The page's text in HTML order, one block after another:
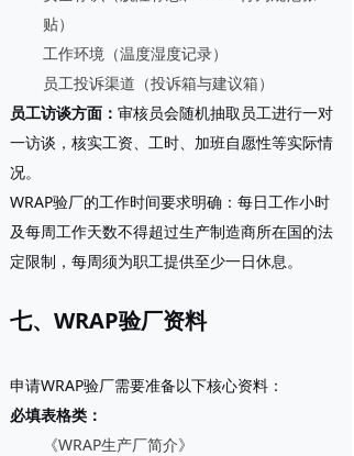
贴）
工作环境（温度湿度记录）
员工投诉渠道（投诉箱与建议箱）
员工访谈方面 ： 审核员会随机抽取员工进行一对
一访谈，核实工资、工时、加班自愿性等实际情
况。
WRAP验厂的工作时间要求明确：每日工作小时
及每周工作天数不得超过生产制造商所在国的法
定限制，每周须为职工提供至少一日休息。
七、WRAP验厂资料
申请WRAP验厂需要准备以下核心资料：
必填表格类 ：
《WRAP生产厂简介》